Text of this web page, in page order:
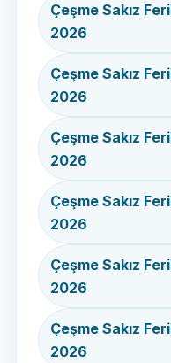
Çeşme Sakız
2026
Çeşme Sakız
2026
Çeşme Sakız
2026
Çeşme Sakız
2026
Çeşme Sakız
2026
Çeşme Sakız
2026